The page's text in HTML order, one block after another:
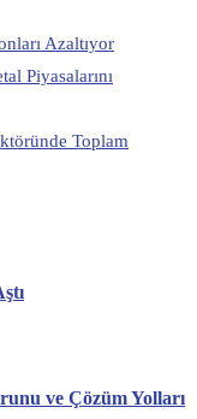
Azaltıyor
Piyasalarını
Toplam
ve Çözüm Yolları